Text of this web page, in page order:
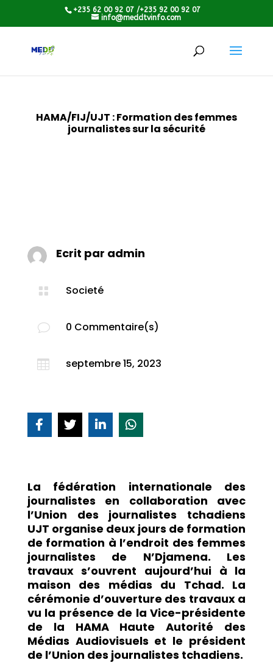
+235 62 00 92 07 /+235 92 00 92 07
info@meddtvinfo.com
HAMA/FIJ/UJT : Formation des femmes
journalistes sur la sécurité
Ecrit par admin
 Societé
v 0 Commentaire(s)
 septembre 15, 2023
La fédération internationale des
journalistes en collaboration avec
l’Union des journalistes tchadiens
UJT organise deux jours de formation
de formation à l’endroit des femmes
journalistes de N’Djamena. Les
travaux s’ouvrent aujourd’hui à la
maison des médias du Tchad. La
cérémonie d’ouverture des travaux a
vu la présence de la Vice-présidente
de la HAMA Haute Autorité des
Médias Audiovisuels et le président
de l’Union des journalistes tchadiens.